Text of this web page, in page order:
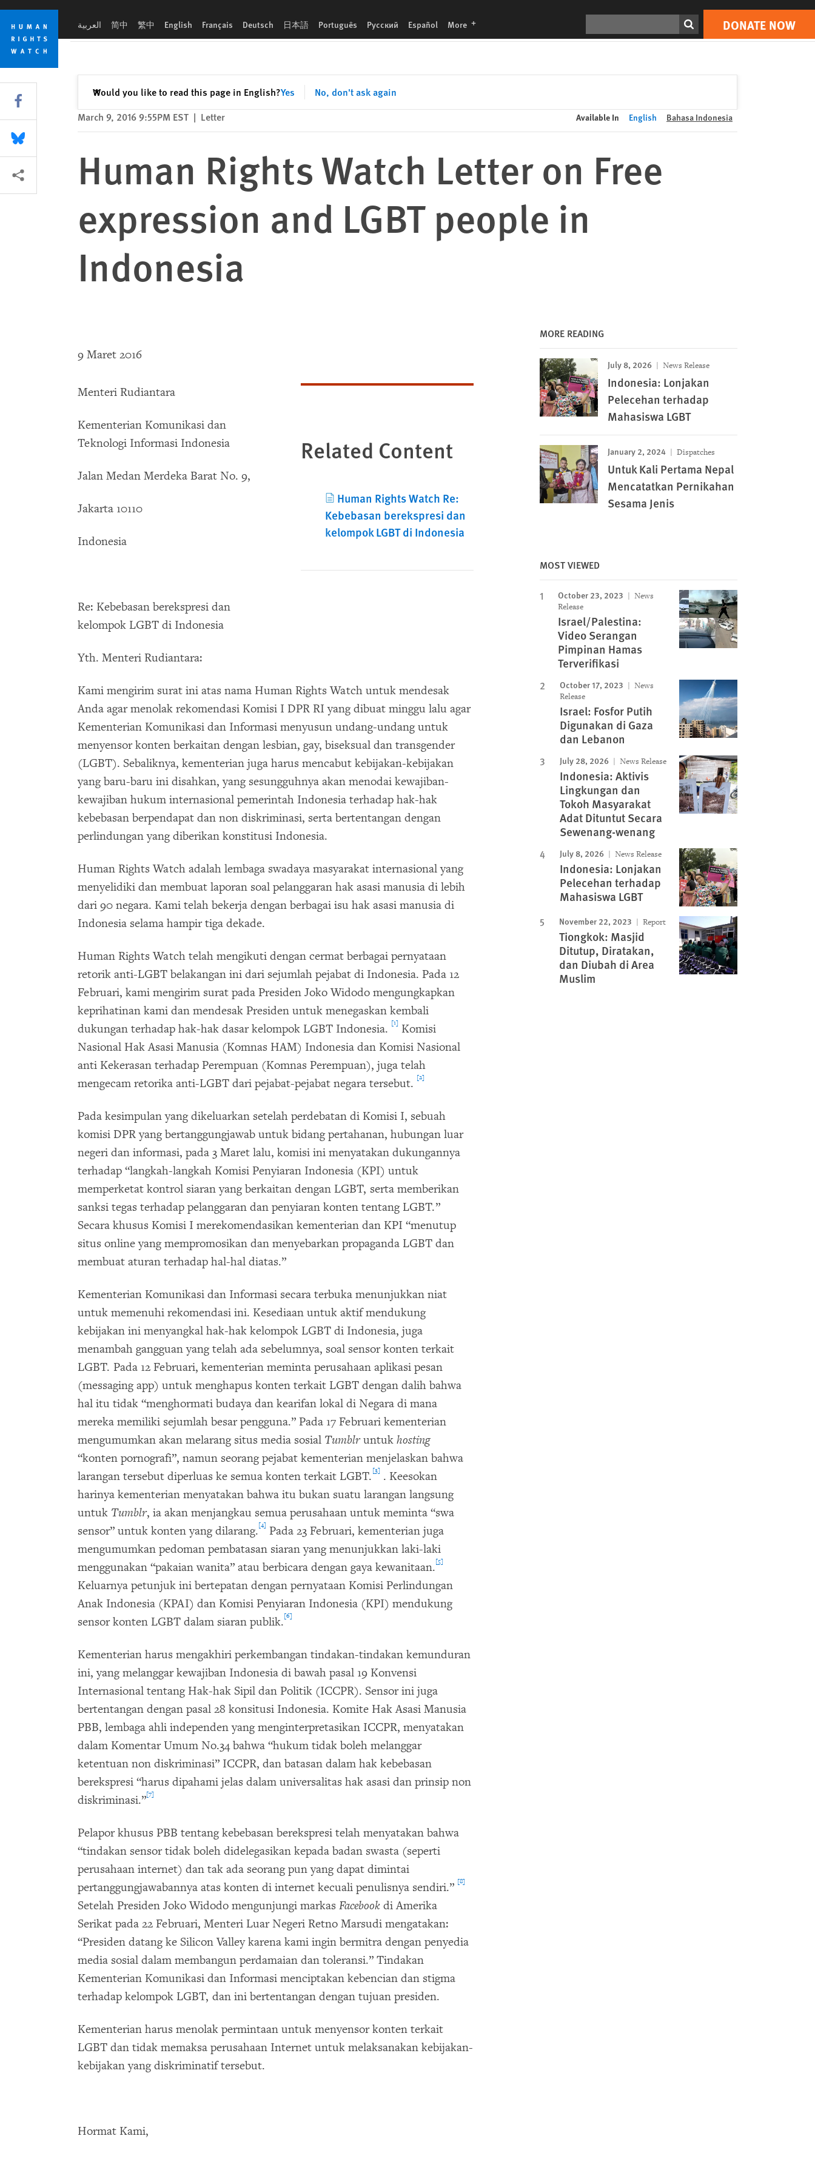
Skip
cookie
privacy
notice
Skip
main
content
العربية 简中 繁中 English Français Deutsch 日本語 Português Русский Español More languages DONATE NOW
Would you like to read this page in English?Yes No, don't ask again
✕Close
Print DONATE NOW
March 9, 2016 9:55PM EST | Letter Available In English Bahasa Indonesia
Human Rights Watch Letter on Free
expression and LGBT people in
Indonesia
9 Maret 2016
Related Content
Human Rights Watch Re:
Kebebasan berekspresi dan
kelompok LGBT di Indonesia
Menteri Rudiantara
Kementerian Komunikasi dan
Teknologi Informasi Indonesia
Jalan Medan Merdeka Barat No. 9,
Jakarta 10110
Indonesia
Re: Kebebasan berekspresi dan
kelompok LGBT di Indonesia
Yth. Menteri Rudiantara:
Kami mengirim surat ini atas nama Human Rights Watch untuk mendesak
Anda agar menolak rekomendasi Komisi I DPR RI yang dibuat minggu lalu agar
Kementerian Komunikasi dan Informasi menyusun undang-undang untuk
menyensor konten berkaitan dengan lesbian, gay, biseksual dan transgender
(LGBT). Sebaliknya, kementerian juga harus mencabut kebijakan-kebijakan
yang baru-baru ini disahkan, yang sesungguhnya akan menodai kewajiban-
kewajiban hukum internasional pemerintah Indonesia terhadap hak-hak
kebebasan berpendapat dan non diskriminasi, serta bertentangan dengan
perlindungan yang diberikan konstitusi Indonesia.
Human Rights Watch adalah lembaga swadaya masyarakat internasional yang
menyelidiki dan membuat laporan soal pelanggaran hak asasi manusia di lebih
dari 90 negara. Kami telah bekerja dengan berbagai isu hak asasi manusia di
Indonesia selama hampir tiga dekade.
Human Rights Watch telah mengikuti dengan cermat berbagai pernyataan
retorik anti-LGBT belakangan ini dari sejumlah pejabat di Indonesia. Pada 12
Februari, kami mengirim surat pada Presiden Joko Widodo mengungkapkan
keprihatinan kami dan mendesak Presiden untuk menegaskan kembali
dukungan terhadap hak-hak dasar kelompok LGBT Indonesia. [1] Komisi
Nasional Hak Asasi Manusia (Komnas HAM) Indonesia dan Komisi Nasional
anti Kekerasan terhadap Perempuan (Komnas Perempuan), juga telah
mengecam retorika anti-LGBT dari pejabat-pejabat negara tersebut. [2]
Pada kesimpulan yang dikeluarkan setelah perdebatan di Komisi I, sebuah
komisi DPR yang bertanggungjawab untuk bidang pertahanan, hubungan luar
negeri dan informasi, pada 3 Maret lalu, komisi ini menyatakan dukungannya
terhadap “langkah-langkah Komisi Penyiaran Indonesia (KPI) untuk
memperketat kontrol siaran yang berkaitan dengan LGBT, serta memberikan
sanksi tegas terhadap pelanggaran dan penyiaran konten tentang LGBT.”
Secara khusus Komisi I merekomendasikan kementerian dan KPI “menutup
situs online yang mempromosikan dan menyebarkan propaganda LGBT dan
membuat aturan terhadap hal-hal diatas.”
Kementerian Komunikasi dan Informasi secara terbuka menunjukkan niat
untuk memenuhi rekomendasi ini. Kesediaan untuk aktif mendukung
kebijakan ini menyangkal hak-hak kelompok LGBT di Indonesia, juga
menambah gangguan yang telah ada sebelumnya, soal sensor konten terkait
LGBT. Pada 12 Februari, kementerian meminta perusahaan aplikasi pesan
(messaging app) untuk menghapus konten terkait LGBT dengan dalih bahwa
hal itu tidak “menghormati budaya dan kearifan lokal di Negara di mana
mereka memiliki sejumlah besar pengguna.” Pada 17 Februari kementerian
mengumumkan akan melarang situs media sosial Tumblruntuk hosting
“konten pornografi”, namun seorang pejabat kementerian menjelaskan bahwa
larangan tersebut diperluas ke semua konten terkait LGBT. [3] . Keesokan
harinya kementerian menyatakan bahwa itu bukan suatu larangan langsung
untuk Tumblr, ia akan menjangkau semua perusahaan untuk meminta “swa
sensor” untuk konten yang dilarang.[4] Pada 23 Februari, kementerian juga
mengumumkan pedoman pembatasan siaran yang menunjukkan laki-laki
menggunakan “pakaian wanita” atau berbicara dengan gaya kewanitaan.[5]
Keluarnya petunjuk ini bertepatan dengan pernyataan Komisi Perlindungan
Anak Indonesia (KPAI) dan Komisi Penyiaran Indonesia (KPI) mendukung
sensor konten LGBT dalam siaran publik.[6]
Kementerian harus mengakhiri perkembangan tindakan-tindakan kemunduran
ini, yang melanggar kewajiban Indonesia di bawah pasal 19 Konvensi
Internasional tentang Hak-hak Sipil dan Politik (ICCPR). Sensor ini juga
bertentangan dengan pasal 28 konsitusi Indonesia. Komite Hak Asasi Manusia
PBB, lembaga ahli independen yang menginterpretasikan ICCPR, menyatakan
dalam Komentar Umum No.34 bahwa “hukum tidak boleh melanggar
ketentuan non diskriminasi” ICCPR, dan batasan dalam hak kebebasan
berekspresi “harus dipahami jelas dalam universalitas hak asasi dan prinsip non
diskriminasi.”[7]
Pelapor khusus PBB tentang kebebasan berekspresi telah menyatakan bahwa
“tindakan sensor tidak boleh didelegasikan kepada badan swasta (seperti
perusahaan internet) dan tak ada seorang pun yang dapat dimintai
pertanggungjawabannya atas konten di internet kecuali penulisnya sendiri.” [8]
Setelah Presiden Joko Widodo mengunjungi markas Facebook di Amerika
Serikat pada 22 Februari, Menteri Luar Negeri Retno Marsudi mengatakan:
“Presiden datang ke Silicon Valley karena kami ingin bermitra dengan penyedia
media sosial dalam membangun perdamaian dan toleransi.” Tindakan
Kementerian Komunikasi dan Informasi menciptakan kebencian dan stigma
terhadap kelompok LGBT, dan ini bertentangan dengan tujuan presiden.
Kementerian harus menolak permintaan untuk menyensor konten terkait
LGBT dan tidak memaksa perusahaan Internet untuk melaksanakan kebijakan-
kebijakan yang diskriminatif tersebut.
Hormat Kami,
MORE READING
July 8, 2026 News Release
Indonesia: Lonjakan
Pelecehan terhadap
Mahasiswa LGBT
January 2, 2024 Dispatches
Untuk Kali Pertama Nepal
Mencatatkan Pernikahan
Sesama Jenis
MOST VIEWED
October 23, 2023
News
Release
Israel/Palestina:
Video Serangan
Pimpinan Hamas
Terverifikasi
October 17, 2023
News
Release
Israel: Fosfor Putih
Digunakan di Gaza
dan Lebanon
July 28, 2026 News Release
Indonesia: Aktivis
Lingkungan dan
Tokoh Masyarakat
Adat Dituntut Secara
Sewenang-wenang
July 8, 2026 News Release
Indonesia: Lonjakan
Pelecehan terhadap
Mahasiswa LGBT
November 22, 2023 Report
Tiongkok: Masjid
Ditutup, Diratakan,
dan Diubah di Area
Muslim
Share this via Facebook
Share this via Bluesky
More sharing options